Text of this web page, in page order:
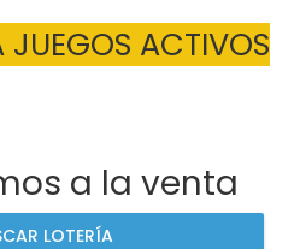
JUEGOS ACTIVOS
a la venta
LOTERÍA